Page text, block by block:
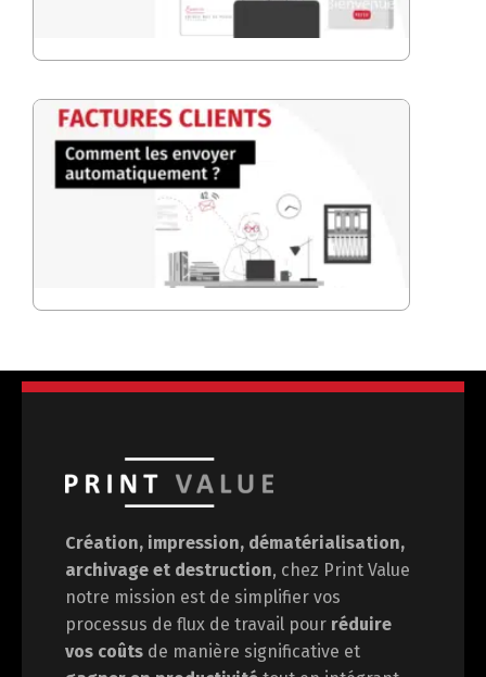
Création, impression, dématérialisation,
archivage et destruction, chez Print Value
notre mission est de simplifier vos
processus de flux de travail pour réduire
vos coûts de manière significative et